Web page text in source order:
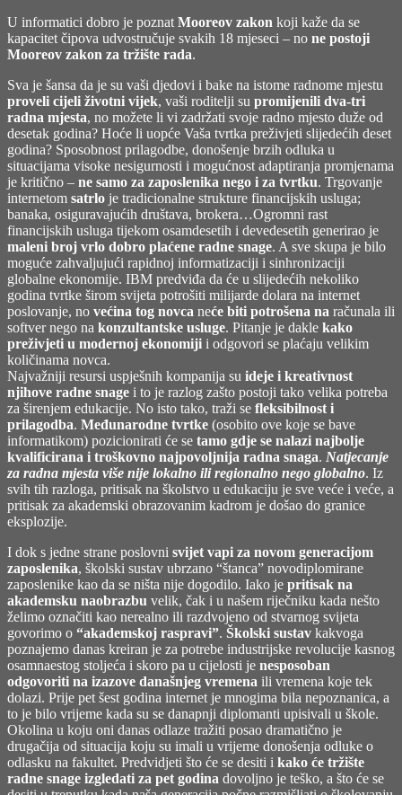
U informatici dobro je poznat Mooreov zakon koji kaže da se
kapacitet čipova udvostručuje svakih 18 mjeseci – no ne postoji
Mooreov zakon za tržište rada.
Sva je šansa da je su vaši djedovi i bake na istome radnome mjestu
proveli cijeli životni vijek, vaši roditelji su promijenili dva-tri
radna mjesta, no možete li vi zadržati svoje radno mjesto duže od
desetak godina? Hoće li uopće Vaša tvrtka preživjeti slijedećih deset
godina? Sposobnost prilagodbe, donošenje brzih odluka u
situacijama visoke nesigurnosti i mogućnost adaptiranja promjenama
je kritično – ne samo za zaposlenika nego i za tvrtku. Trgovanje
internetom satrlo je tradicionalne strukture financijskih usluga;
banaka, osiguravajućih društava, brokera…Ogromni rast
financijskih usluga tijekom osamdesetih i devedesetih generirao je
maleni broj vrlo dobro plaćene radne snage. A sve skupa je bilo
moguće zahvaljujući rapidnoj informatizaciji i sinhronizaciji
globalne ekonomije. IBM predviđa da će u slijedećih nekoliko
godina tvrtke širom svijeta potrošiti milijarde dolara na internet
poslovanje, no većina tog novca neće biti potrošena na računala ili
softver nego na konzultantske usluge. Pitanje je dakle kako
preživjeti u modernoj ekonomiji i odgovori se plaćaju velikim
količinama novca.
Najvažniji resursi uspješnih kompanija su ideje i kreativnost
njihove radne snage i to je razlog zašto postoji tako velika potreba
za širenjem edukacije. No isto tako, traži se fleksibilnost i
prilagodba. Međunarodne tvrtke (osobito ove koje se bave
informatikom) pozicionirati će se tamo gdje se nalazi najbolje
kvalificirana i troškovno najpovoljnija radna snaga. Natjecanje
za radna mjesta više nije lokalno ili regionalno nego globalno. Iz
svih tih razloga, pritisak na školstvo u edukaciju je sve veće i veće, a
pritisak za akademski obrazovanim kadrom je došao do granice
eksplozije.
I dok s jedne strane poslovni svijet vapi za novom generacijom
zaposlenika, školski sustav ubrzano “štanca” novodiplomirane
zaposlenike kao da se ništa nije dogodilo. Iako je pritisak na
akademsku naobrazbu velik, čak i u našem riječniku kada nešto
želimo označiti kao nerealno ili razdvojeno od stvarnog svijeta
govorimo o “akademskoj raspravi”. Školski sustav kakvoga
poznajemo danas kreiran je za potrebe industrijske revolucije kasnog
osamnaestog stoljeća i skoro pa u cijelosti je nesposoban
odgovoriti na izazove današnjeg vremena ili vremena koje tek
dolazi. Prije pet šest godina internet je mnogima bila nepoznanica, a
to je bilo vrijeme kada su se danapnji diplomanti upisivali u škole.
Okolina u koju oni danas odlaze tražiti posao dramatično je
drugačija od situacija koju su imali u vrijeme donošenja odluke o
odlasku na fakultet. Predvidjeti što će se desiti i kako će tržište
radne snage izgledati za pet godina dovoljno je teško, a što će se